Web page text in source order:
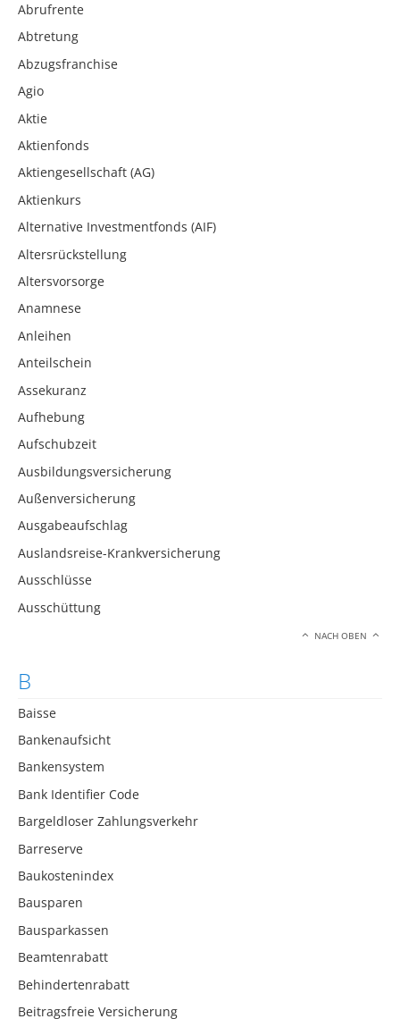
Abrufrente
Abtretung
Abzugsfranchise
Agio
Aktie
Aktienfonds
Aktiengesellschaft (AG)
Aktienkurs
Alternative Investmentfonds (AIF)
Altersrückstellung
Altersvorsorge
Anamnese
Anleihen
Anteilschein
Assekuranz
Aufhebung
Aufschubzeit
Ausbildungsversicherung
Außenversicherung
Ausgabeaufschlag
Auslandsreise-Krankversicherung
Ausschlüsse
Ausschüttung
NACH OBEN
B
Baisse
Bankenaufsicht
Bankensystem
Bank Identifier Code
Bargeldloser Zahlungsverkehr
Barreserve
Baukostenindex
Bausparen
Bausparkassen
Beamtenrabatt
Behindertenrabatt
Beitragsfreie Versicherung